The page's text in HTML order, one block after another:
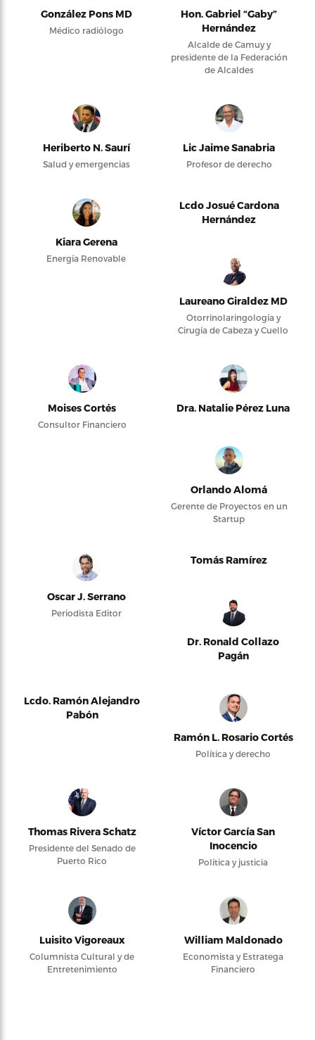
González Pons MD
Médico radiólogo
Hon. Gabriel “Gaby”
Hernández
Alcalde de Camuy y
presidente de la Federación
de Alcaldes
Heriberto N. Saurí
Salud y emergencias
Lic Jaime Sanabria
Profesor de derecho
Kiara Gerena
Energía Renovable
Lcdo Josué Cardona
Hernández
Laureano Giraldez MD
Otorrinolaringología y
Cirugía de Cabeza y Cuello
Moises Cortés
Consultor Financiero
Dra. Natalie Pérez Luna
Orlando Alomá
Gerente de Proyectos en un
Startup
Oscar J. Serrano
Periodista Editor
Tomás Ramírez
Dr. Ronald Collazo
Pagán
Lcdo. Ramón Alejandro
Pabón
Ramón L. Rosario Cortés
Política y derecho
Thomas Rivera Schatz
Presidente del Senado de
Puerto Rico
Víctor García San
Inocencio
Política y justicia
Luisito Vigoreaux
Columnista Cultural y de
Entretenimiento
William Maldonado
Economista y Estratega
Financiero